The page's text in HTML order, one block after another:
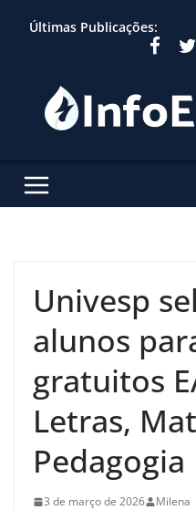
Últimas Publicações:
Univesp
alunos
gratuitos
Letras,
Pedagogia
3 de março de 2026 Milena